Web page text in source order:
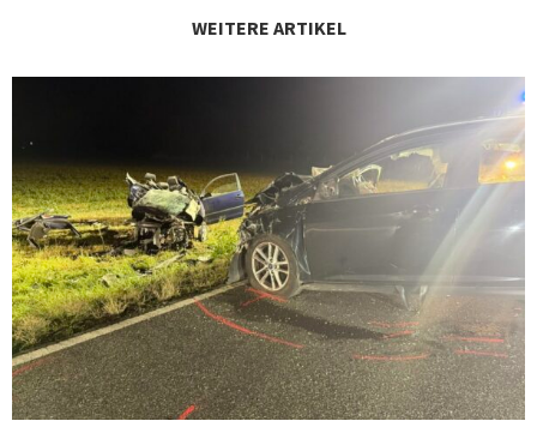
WEITERE ARTIKEL